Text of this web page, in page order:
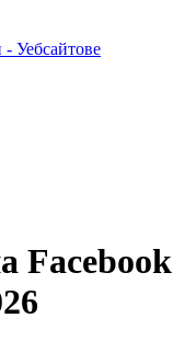
- Уебсайтове
Facebook